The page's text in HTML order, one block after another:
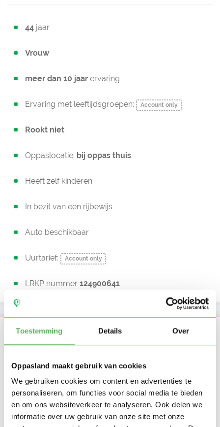
Toestemming Details Over
Oppasland maakt gebruik van cookies
We gebruiken cookies om content en advertenties te
personaliseren, om functies voor social media te bieden
en om ons websiteverkeer te analyseren. Ook delen we
informatie over uw gebruik van onze site met onze
44 jaar
Vrouw
meer dan 10 jaar ervaring
Ervaring met leeftijdsgroepen: Account only
Rookt niet
Oppaslocatie: bij oppas thuis
Heeft zelf kinderen
In bezit van een rijbewijs
Auto beschikbaar
Uurtarief: Account only
LRKP nummer 124900641
Kan oppassen op
Ochtend
Namiddag
Avond
NIEUW